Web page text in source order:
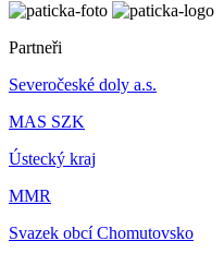
Partneři
Severočeské doly a.s.
MAS SZK
Ústecký kraj
MMR
Svazek obcí Chomutovsko